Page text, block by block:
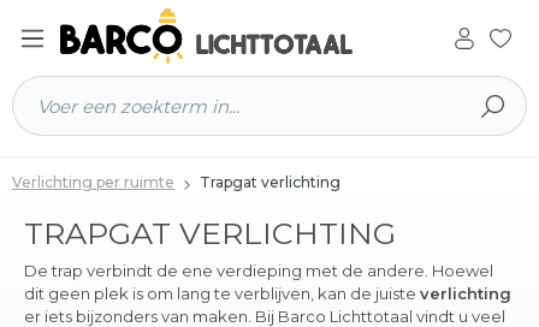
hoofdinhoud
Verlichting per ruimte Trapgat verlichting
TRAPGAT VERLICHTING
De trap verbindt de ene verdieping met de andere. Hoewel
dit geen plek is om lang te verblijven, kan de juiste verlichting
er iets bijzonders van maken. Bij Barco Lichttotaal vindt u veel